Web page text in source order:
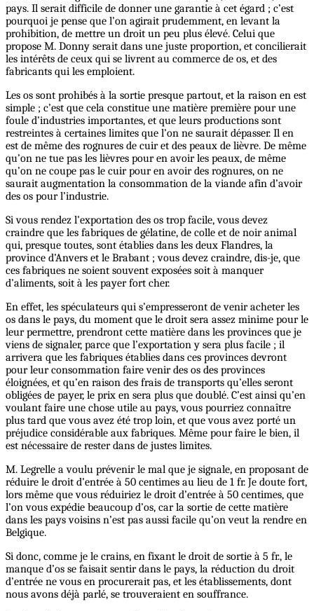
pays. Il serait difficile de donner une garantie à cet égard ; c’est
pourquoi je pense que l’on agirait prudemment, en levant la
prohibition, de mettre un droit un peu plus élevé. Celui que
propose M. Donny serait dans une juste proportion, et concilierait
les intérêts de ceux qui se livrent au commerce de os, et des
fabricants qui les emploient.
Les os sont prohibés à la sortie presque partout, et la raison en est
simple ; c’est que cela constitue une matière première pour une
foule d’industries importantes, et que leurs productions sont
restreintes à certaines limites que l’on ne saurait dépasser. Il en
est de même des rognures de cuir et des peaux de lièvre. De même
qu’on ne tue pas les lièvres pour en avoir les peaux, de même
qu’on ne coupe pas le cuir pour en avoir des rognures, on ne
saurait augmentation la consommation de la viande afin d’avoir
des os pour l’industrie.
Si vous rendez l’exportation des os trop facile, vous devez
craindre que les fabriques de gélatine, de colle et de noir animal
qui, presque toutes, sont établies dans les deux Flandres, la
province d’Anvers et le Brabant ; vous devez craindre, dis-je, que
ces fabriques ne soient souvent exposées soit à manquer
d’aliments, soit à les payer fort cher.
En effet, les spéculateurs qui s’empresseront de venir acheter les
os dans le pays, du moment que le droit sera assez minime pour le
leur permettre, prendront cette matière dans les provinces que je
viens de signaler, parce que l’exportation y sera plus facile ; il
arrivera que les fabriques établies dans ces provinces devront
pour leur consommation faire venir des os des provinces
éloignées, et qu’en raison des frais de transports qu’elles seront
obligées de payer, le prix en sera plus que doublé. C’est ainsi qu’en
voulant faire une chose utile au pays, vous pourriez connaître
plus tard que vous avez été trop loin, et que vous avez porté un
préjudice considérable aux fabriques. Même pour faire le bien, il
est nécessaire de rester dans de justes limites.
M. Legrelle a voulu prévenir le mal que je signale, en proposant de
réduire le droit d’entrée à 50 centimes au lieu de 1 fr. Je doute fort,
lors même que vous réduiriez le droit d’entrée à 50 centimes, que
l’on vous expédie beaucoup d’os, car la sortie de cette matière
dans les pays voisins n’est pas aussi facile qu’on veut la rendre en
Belgique.
Si donc, comme je le crains, en fixant le droit de sortie à 5 fr., le
manque d’os se faisait sentir dans le pays, la réduction du droit
d’entrée ne vous en procurerait pas, et les établissements, dont
nous avons déjà parlé, se trouveraient en souffrance.